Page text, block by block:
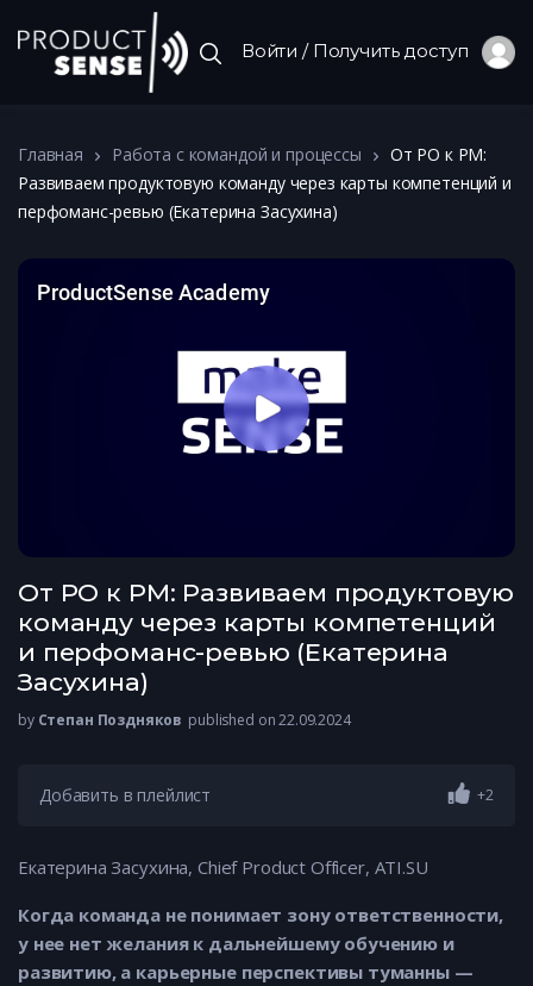
Войти / Получить доступ
Главная Работа с командой и процессы
От PO к PM:
Развиваем продуктовую команду через карты компетенций и
перфоманс-ревью (Екатерина Засухина)
От PO к PM: Развиваем продуктовую
команду через карты компетенций
и перфоманс-ревью (Екатерина
Засухина)
by Степан Поздняков published on 22.09.2024
Добавить в плейлист +2
Екатерина Засухина, Chief Product Officer, ATI.SU
Когда команда не понимает зону ответственности,
у нее нет желания к дальнейшему обучению и
развитию, а карьерные перспективы туманны —